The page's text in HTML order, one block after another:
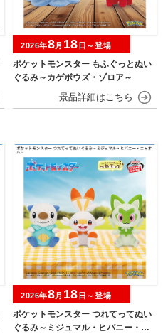
ポケットモンスター もふぐっとぬい
ぐるみ～カゲボウズ・ゾロア～
2026年8月 18 日～登場
ポケットモンスター つれてってぬい
ぐるみ～ミジュマル・ヒバニー・ニ
2026年8月 18 日～登場